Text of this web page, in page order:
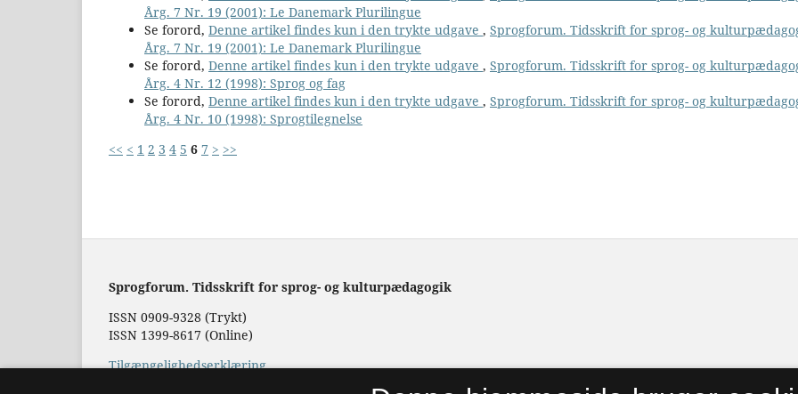
Årg. 7 Nr. 19 (2001): Le Danemark Plurilingue
Se forord, Denne artikel findes kun i den trykte udgave , Sprogforum. Tidsskrift for sprog- og
Årg. 7 Nr. 19 (2001): Le Danemark Plurilingue
Se forord, Denne artikel findes kun i den trykte udgave , Sprogforum. Tidsskrift for sprog- og
Årg. 4 Nr. 12 (1998): Sprog og fag
Se forord, Denne artikel findes kun i den trykte udgave , Sprogforum. Tidsskrift for sprog- og
Årg. 4 Nr. 10 (1998): Sprogtilegnelse
<< < 1 2 3 4 5 6 7 > >>
Sprogforum. Tidsskrift for sprog- og kulturpædagogik
ISSN 0909-9328 (Trykt)
ISSN 1399-8617 (Online)
Tilgængelighedserklæring